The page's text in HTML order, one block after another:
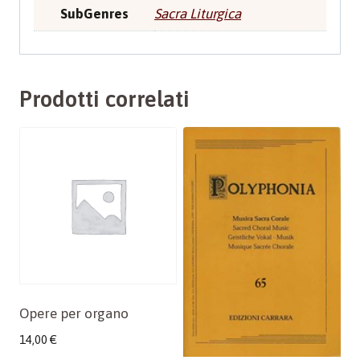
SubGenres Sacra Liturgica
Prodotti correlati
Opere per organo
14,00 €